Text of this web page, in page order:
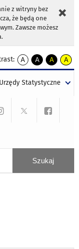
z witryny bez
że będą one
Zawsze możesz
A
kontrast
A
kontrast
tekst
czarnym
A
kontrast
tekst
czarnym
A
tekst
żółtym
Urzędy Statystyczne